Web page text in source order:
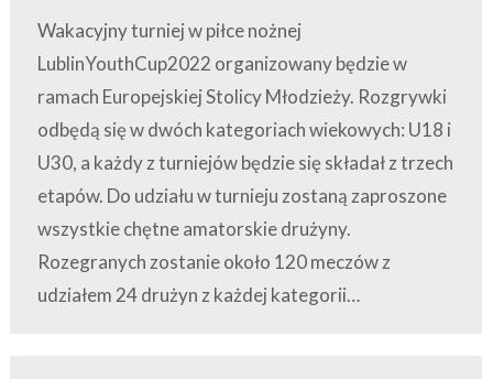
Wakacyjny turniej w piłce nożnej
LublinYouthCup2022 organizowany będzie w
ramach Europejskiej Stolicy Młodzieży. Rozgrywki
odbędą się w dwóch kategoriach wiekowych: U18 i
U30, a każdy z turniejów będzie się składał z trzech
etapów. Do udziału w turnieju zostaną zaproszone
wszystkie chętne amatorskie drużyny.
Rozegranych zostanie około 120 meczów z
udziałem 24 drużyn z każdej kategorii…